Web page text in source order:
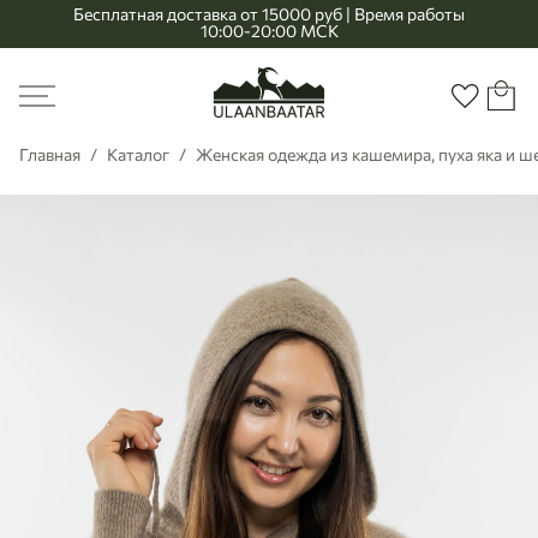
Бесплатная доставка от 15000 руб | Время работы
10:00-20:00 МСК
Меню
Главная
Главная Каталог Женская одежда из кашемира, пуха яка и